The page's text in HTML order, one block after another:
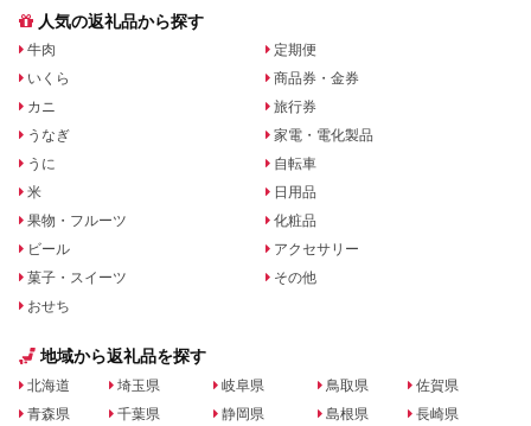
人気の返礼品から探す
牛肉
いくら
カニ
うなぎ
うに
米
果物・フルーツ
ビール
菓子・スイーツ
おせち
定期便
商品券・金券
旅行券
家電・電化製品
自転車
日用品
化粧品
アクセサリー
その他
地域から返礼品を探す
北海道
青森県
埼玉県
千葉県
岐阜県
静岡県
鳥取県
島根県
佐賀県
長崎県